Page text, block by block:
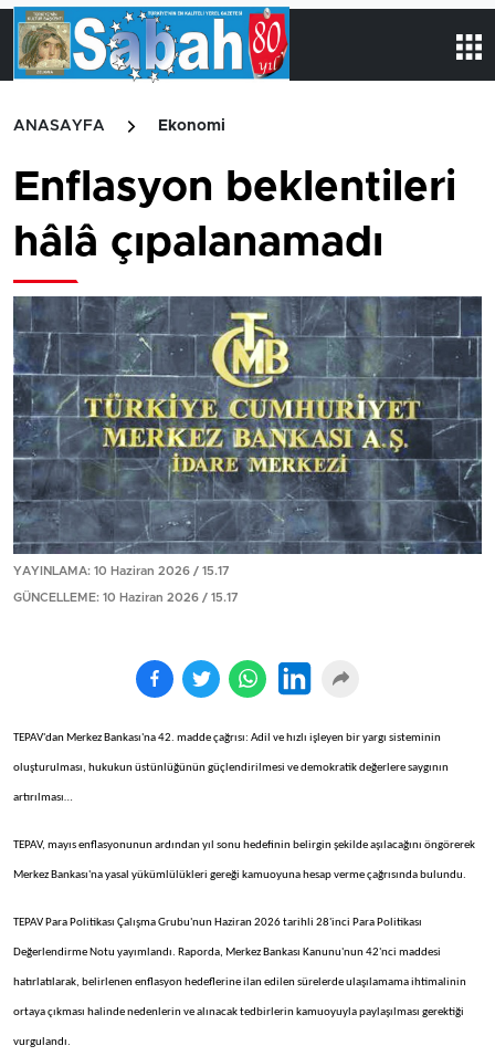
ANASAYFA Ekonomi
Enflasyon beklentileri
hâlâ çıpalanamadı
YAYINLAMA: 10 Haziran 2026 / 15.17
GÜNCELLEME: 10 Haziran 2026 / 15.17
TEPAV'dan Merkez Bankası'na 42. madde çağrısı: Adil ve hızlı işleyen bir yargı sisteminin
oluşturulması, hukukun üstünlüğünün güçlendirilmesi ve demokratik değerlere saygının
artırılması…
TEPAV, mayıs enflasyonunun ardından yıl sonu hedefinin belirgin şekilde aşılacağını öngörerek
Merkez Bankası'na yasal yükümlülükleri gereği kamuoyuna hesap verme çağrısında bulundu.
TEPAV Para Politikası Çalışma Grubu'nun Haziran 2026 tarihli 28'inci Para Politikası
Değerlendirme Notu yayımlandı. Raporda, Merkez Bankası Kanunu'nun 42'nci maddesi
hatırlatılarak, belirlenen enflasyon hedeflerine ilan edilen sürelerde ulaşılamama ihtimalinin
ortaya çıkması halinde nedenlerin ve alınacak tedbirlerin kamuoyuyla paylaşılması gerektiği
vurgulandı.